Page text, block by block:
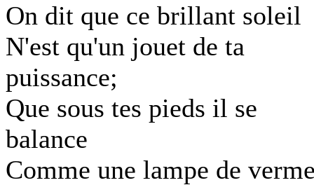
On dit que ce brillant soleil
N'est qu'un jouet de ta
puissance;
Que sous tes pieds il se
balance
Comme une lampe de